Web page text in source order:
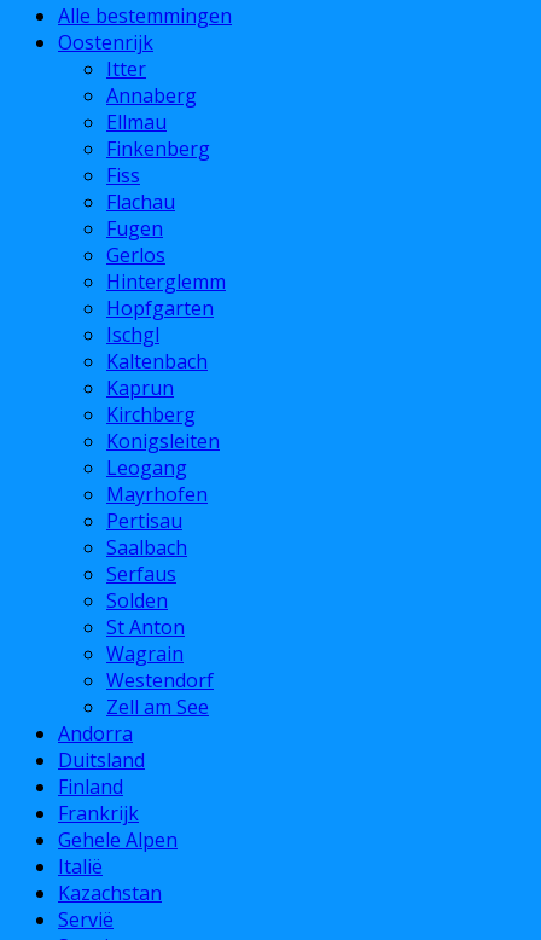
Alle bestemmingen
Oostenrijk
Itter
Annaberg
Ellmau
Finkenberg
Fiss
Flachau
Fugen
Gerlos
Hinterglemm
Hopfgarten
Ischgl
Kaltenbach
Kaprun
Kirchberg
Konigsleiten
Leogang
Mayrhofen
Pertisau
Saalbach
Serfaus
Solden
St Anton
Wagrain
Westendorf
Zell am See
Andorra
Duitsland
Finland
Frankrijk
Gehele Alpen
Italië
Kazachstan
Servië